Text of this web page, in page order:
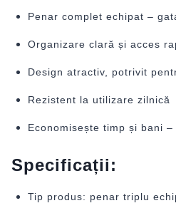
Penar complet echipat –
Organizare clară și acces
Design atractiv, potrivit
Rezistent la utilizare zilnică
Economisește timp și bani
Specificații:
Tip produs: penar triplu